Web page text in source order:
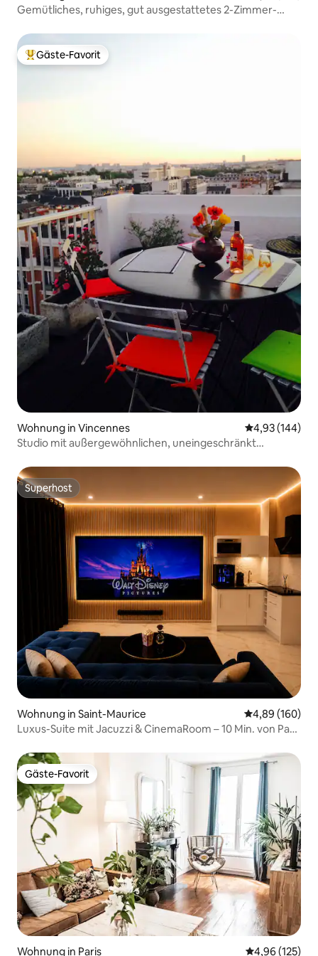
Gemütliches, ruhiges, gut ausgestattetes 2-Zimmer-
Beliebter Gäste-Favorit.
Gäste-Favorit
Wohnung in Vincennes
4,93 (144)
Studio mit außergewöhnlichen, uneingeschränkt
Superhost
Superhost
Wohnung in Saint-Maurice
4,89 (160)
Luxus-Suite mit Jacuzzi & CinemaRoom – 10 Min. von Paris
Gäste-Favorit
Gäste-Favorit
Wohnung in Paris 4,96 (125)